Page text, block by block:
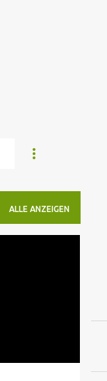
ALLE ANZEIGEN